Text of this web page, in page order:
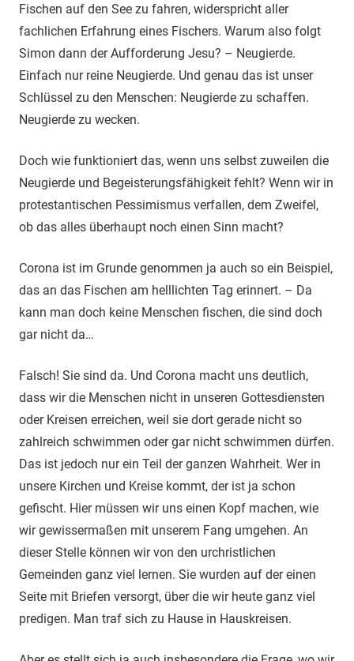
Fischen auf den See zu fahren, widerspricht aller
fachlichen Erfahrung eines Fischers. Warum also folgt
Simon dann der Aufforderung Jesu? – Neugierde.
Einfach nur reine Neugierde. Und genau das ist unser
Schlüssel zu den Menschen: Neugierde zu schaffen.
Neugierde zu wecken.
Doch wie funktioniert das, wenn uns selbst zuweilen die
Neugierde und Begeisterungsfähigkeit fehlt? Wenn wir in
protestantischen Pessimismus verfallen, dem Zweifel,
ob das alles überhaupt noch einen Sinn macht?
Corona ist im Grunde genommen ja auch so ein Beispiel,
das an das Fischen am helllichten Tag erinnert. – Da
kann man doch keine Menschen fischen, die sind doch
gar nicht da…
Falsch! Sie sind da. Und Corona macht uns deutlich,
dass wir die Menschen nicht in unseren Gottesdiensten
oder Kreisen erreichen, weil sie dort gerade nicht so
zahlreich schwimmen oder gar nicht schwimmen dürfen.
Das ist jedoch nur ein Teil der ganzen Wahrheit. Wer in
unsere Kirchen und Kreise kommt, der ist ja schon
gefischt. Hier müssen wir uns einen Kopf machen, wie
wir gewissermaßen mit unserem Fang umgehen. An
dieser Stelle können wir von den urchristlichen
Gemeinden ganz viel lernen. Sie wurden auf der einen
Seite mit Briefen versorgt, über die wir heute ganz viel
predigen. Man traf sich zu Hause in Hauskreisen.